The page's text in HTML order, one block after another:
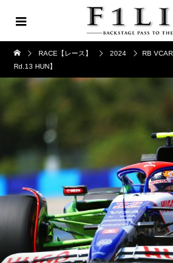
RACE【レース】 2024
RB
Rd.13 HUN】